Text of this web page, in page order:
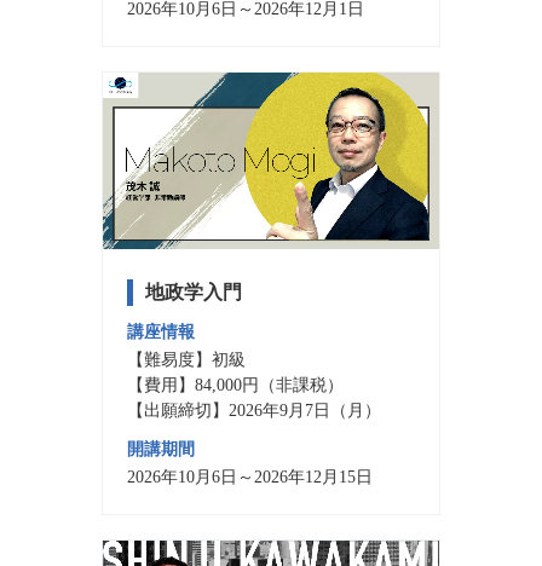
2026年10月6日～2026年12月1日
地政学入門
講座情報
【難易度】初級
【費用】84,000円（非課税）
【出願締切】2026年9月7日（月）
開講期間
2026年10月6日～2026年12月15日